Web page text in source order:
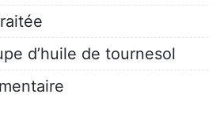
d’huile de tournesol